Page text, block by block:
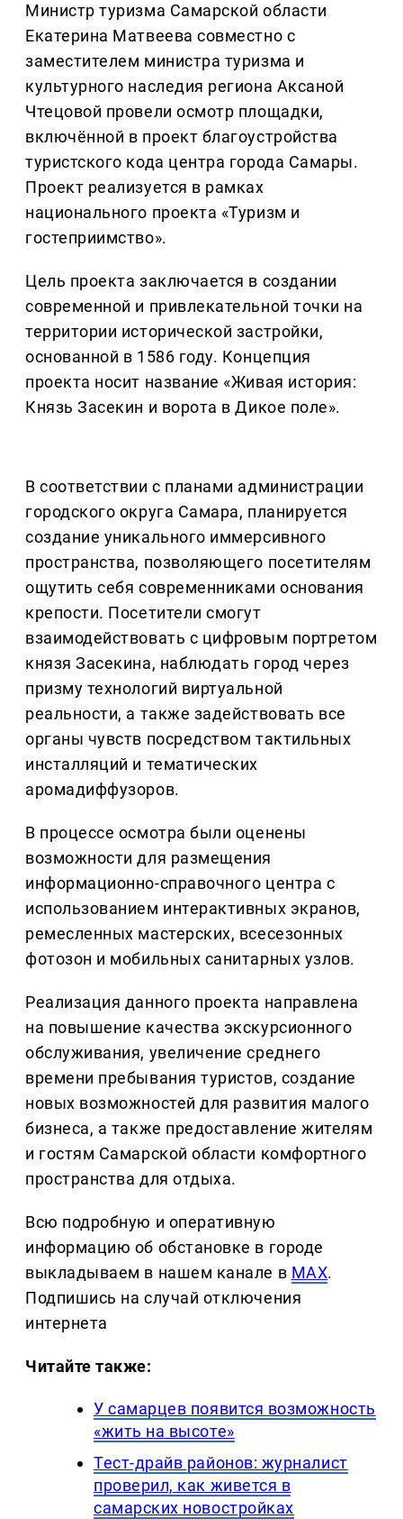
Министр туризма Самарской области
Екатерина Матвеева совместно с
заместителем министра туризма и
культурного наследия региона Аксаной
Чтецовой провели осмотр площадки,
включённой в проект благоустройства
туристского кода центра города Самары.
Проект реализуется в рамках
национального проекта «Туризм и
гостеприимство».
Цель проекта заключается в создании
современной и привлекательной точки на
территории исторической застройки,
основанной в 1586 году. Концепция
проекта носит название «Живая история:
Князь Засекин и ворота в Дикое поле».
В соответствии с планами администрации
городского округа Самара, планируется
создание уникального иммерсивного
пространства, позволяющего посетителям
ощутить себя современниками основания
крепости. Посетители смогут
взаимодействовать с цифровым портретом
князя Засекина, наблюдать город через
призму технологий виртуальной
реальности, а также задействовать все
органы чувств посредством тактильных
инсталляций и тематических
аромадиффузоров.
В процессе осмотра были оценены
возможности для размещения
информационно-справочного центра с
использованием интерактивных экранов,
ремесленных мастерских, всесезонных
фотозон и мобильных санитарных узлов.
Реализация данного проекта направлена
на повышение качества экскурсионного
обслуживания, увеличение среднего
времени пребывания туристов, создание
новых возможностей для развития малого
бизнеса, а также предоставление жителям
и гостям Самарской области комфортного
пространства для отдыха.
Всю подробную и оперативную
информацию об обстановке в городе
выкладываем в нашем канале в MAX.
Подпишись на случай отключения
интернета
Читайте также:
У самарцев появится возможность
«жить на высоте»
Тест-драйв районов: журналист
проверил, как живется в
самарских новостройках